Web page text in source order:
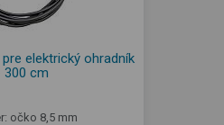
elektrický ohradník
300 cm
očko 8,5 mm